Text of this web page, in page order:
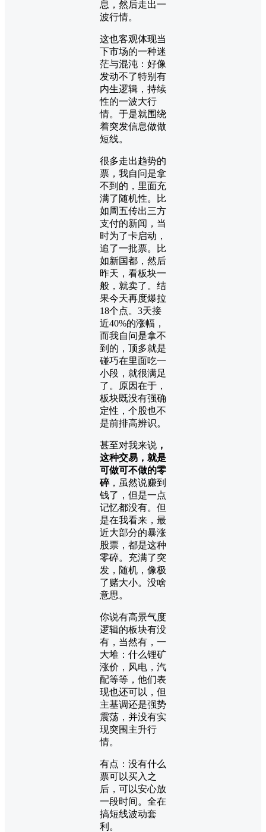
息，然后走出一
波行情。
这也客观体现当
下市场的一种迷
茫与混沌：好像
发动不了特别有
内生逻辑，持续
性的一波大行
情。于是就围绕
着突发信息做做
短线。
很多走出趋势的
票，我自问是拿
不到的，里面充
满了随机性。比
如周五传出三方
支付的新闻，当
时为了卡启动，
追了一批票。比
如新国都，然后
昨天，看板块一
般，就卖了。结
果今天再度爆拉
18个点。3天接
近40%的涨幅，
而我自问是拿不
到的，顶多就是
碰巧在里面吃一
小段，就很满足
了。原因在于，
板块既没有强确
定性，个股也不
是前排高辨识。
甚至对我来说 ，
这种交易，就是
可做可不做的零
碎，虽然说赚到
钱了，但是一点
记忆都没有。但
是在我看来，最
近大部分的暴涨
股票，都是这种
零碎。充满了突
发，随机，像极
了赌大小。没啥
意思。
你说有高景气度
逻辑的板块有没
有，当然有，一
大堆：什么锂矿
涨价，风电，汽
配等等，他们表
现也还可以，但
主基调还是强势
震荡，并没有实
现突围主升行
情。
有点：没有什么
票可以买入之
后，可以安心放
一段时间。全在
搞短线波动套
利。